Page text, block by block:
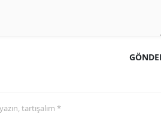
tartışalım *